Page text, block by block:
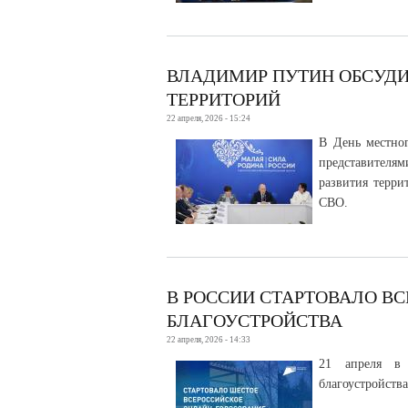
ВЛАДИМИР ПУТИН
ТЕРРИТОРИЙ
22 апреля, 2026 - 15:24
В День
развития
СВО.
В РОССИИ СТАРТОВАЛО
БЛАГОУСТРОЙСТВА
22 апреля, 2026 - 14:33
21 апреля в